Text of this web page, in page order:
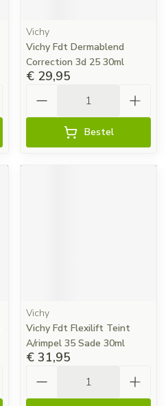
Vichy
Vichy Fdt Dermablend
Correction 3d 25 30ml
€ 29,95
Bestel
Vichy
Vichy Fdt Flexilift Teint
A/rimpel 35 Sade 30ml
€ 31,95